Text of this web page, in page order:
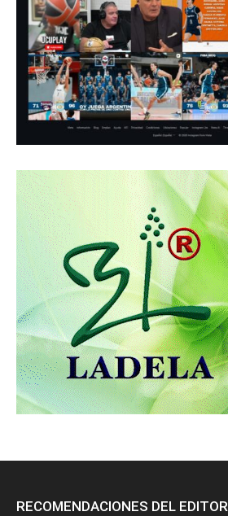
RECOMENDACIONES DEL EDITOR